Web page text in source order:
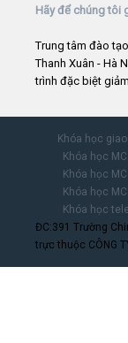
Hãy để chúng tôi
Trung tâm đào
Thanh Xuân - Hà
trình đặc biệt
Khóa học
Khóa học
Khóa học
Khóa học
Khóa học
ĐC:391 Trường
trực thuộc CÔNG